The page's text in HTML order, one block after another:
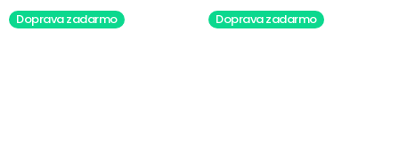
Doprava zadarmo Doprava zadarmo